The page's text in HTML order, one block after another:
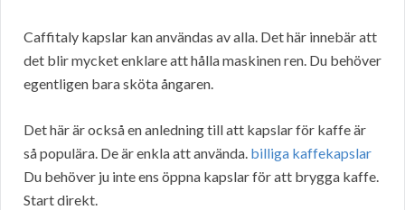
Caffitaly kapslar kan användas av alla. Det här innebär att
det blir mycket enklare att hålla maskinen ren. Du behöver
egentligen bara sköta ångaren.
Det här är också en anledning till att kapslar för kaffe är
så populära. De är enkla att använda. billiga kaffekapslar
Du behöver ju inte ens öppna kapslar för att brygga kaffe.
Start direkt.